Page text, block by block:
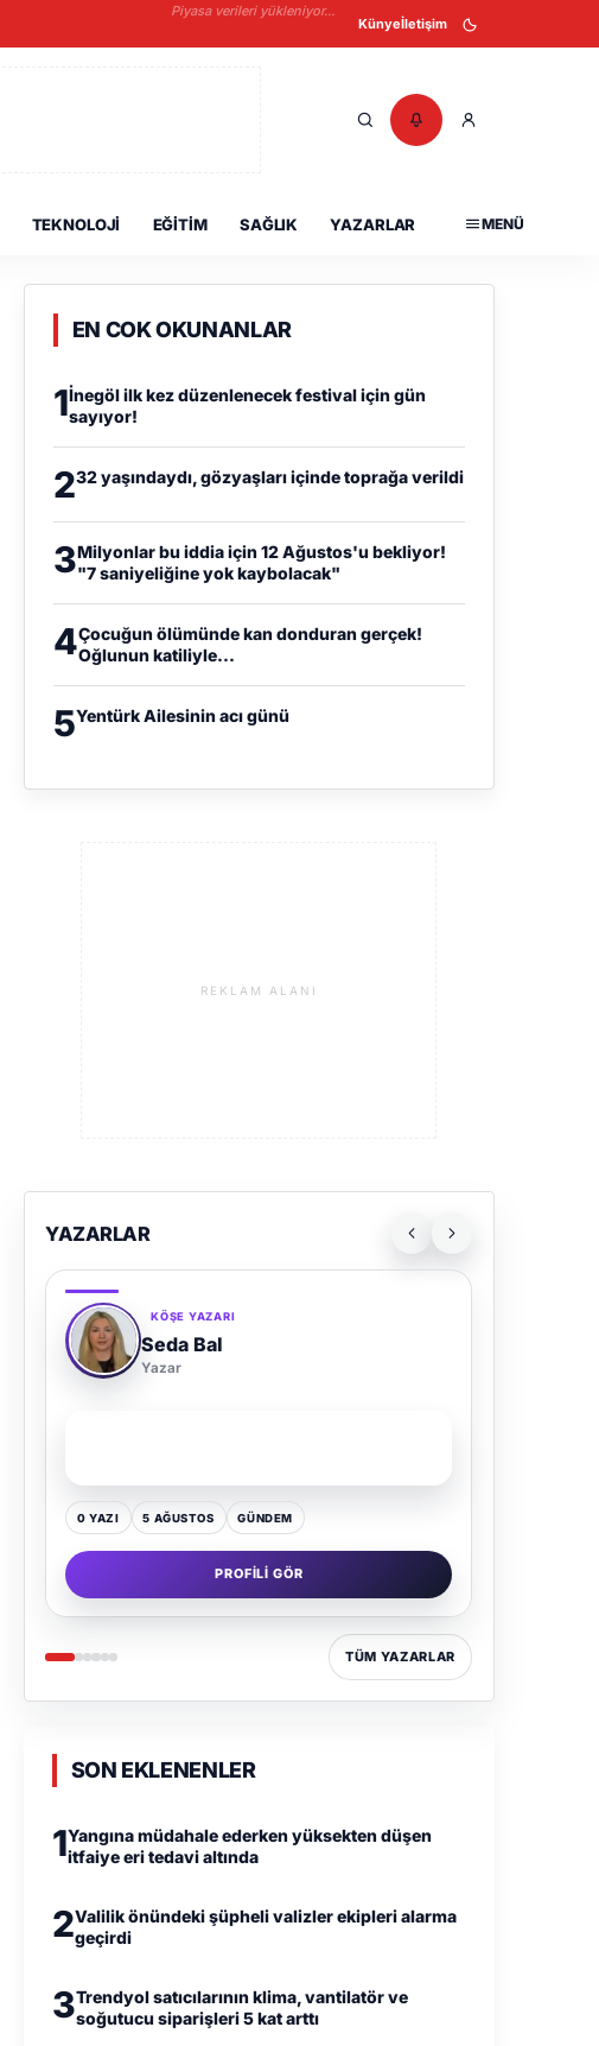
Piyasa verileri yükleniyor...
Künyeİletişim
TEKNOLOJI EĞITIM SAĞLIK YAZARLAR MENÜ
EN COK OKUNANLAR
1İnegöl ilk kez düzenlenecek festival için gün
sayıyor!
232 yaşındaydı, gözyaşları içinde toprağa verildi
3Milyonlar bu iddia için 12 Ağustos'u bekliyor!
"7 saniyeliğine yok kaybolacak"
4Çocuğun ölümünde kan donduran gerçek!
Oğlunun katiliyle...
5Yentürk Ailesinin acı günü
REKLAM ALANI
YAZARLAR
KÖŞE YAZARI
Seda Bal
Yazar
0 YAZI 5 AĞUSTOS GÜNDEM
PROFILI GÖR
TÜM YAZARLAR
SON EKLENENLER
1Yangına müdahale ederken yüksekten düşen
itfaiye eri tedavi altında
2Valilik önündeki şüpheli valizler ekipleri alarma
geçirdi
3Trendyol satıcılarının klima, vantilatör ve
soğutucu siparişleri 5 kat arttı